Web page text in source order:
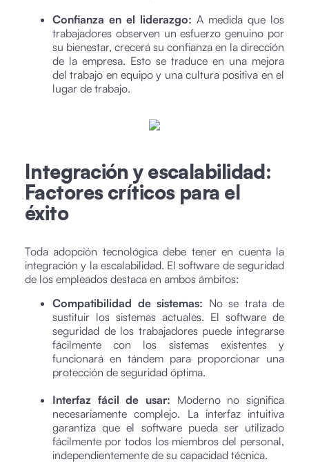
Confianza en el liderazgo: A medida que los
trabajadores observen un esfuerzo genuino por
su bienestar, crecerá su confianza en la dirección
de la empresa. Esto se traduce en una mejora
del trabajo en equipo y una cultura positiva en el
lugar de trabajo.
Integración y escalabilidad:
Factores críticos para el
éxito
Toda adopción tecnológica debe tener en cuenta la
integración y la escalabilidad. El software de seguridad
de los empleados destaca en ambos ámbitos:
Compatibilidad de sistemas: No se trata de
sustituir los sistemas actuales. El software de
seguridad de los trabajadores puede integrarse
fácilmente con los sistemas existentes y
funcionará en tándem para proporcionar una
protección de seguridad óptima.
Interfaz fácil de usar: Moderno no significa
necesariamente complejo. La interfaz intuitiva
garantiza que el software pueda ser utilizado
fácilmente por todos los miembros del personal,
independientemente de su capacidad técnica.